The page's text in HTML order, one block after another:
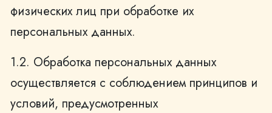
физических лиц при обработке их
персональных данных.
1.2. Обработка персональных данных
осуществляется с соблюдением принципов и
условий, предусмотренных